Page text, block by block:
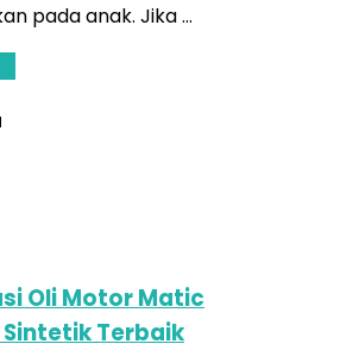
pada anak. Jika …
Oli Motor Matic
Terbaik